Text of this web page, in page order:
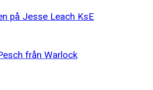
på Jesse Leach KsE
från Warlock